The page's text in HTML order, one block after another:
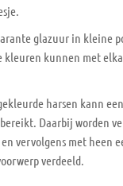
glazuur in kleine
kunnen met
harsen kann
Daarbij worden
vervolgens met heen
verdeeld.